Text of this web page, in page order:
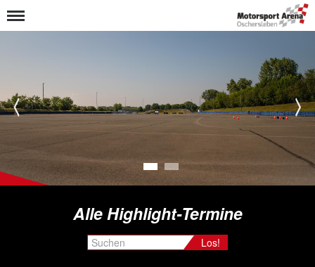
1 2
Alle Highlight-Termine
Los!